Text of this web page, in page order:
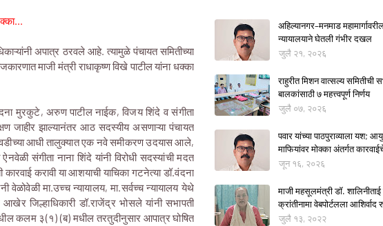
अपात्र ठरवले आहे. त्यामुळे पंचायत समितीच्या
माजी मंत्री राधाकृष्ण विखे पाटील यांना धक्का
मुरकुटे, अरुण पाटील नाईक, विजय शिंदे व संगीता
जाहीर झाल्यानंतर आठ सदस्यीय असणाऱ्या पंचायत
आधी तालुक्यात एक नवे समीकरण उदयास आले,
संगीता नाना शिंदे यांनी विरोधी सदस्यांची मदत
करावी या आशयाची याचिका गटनेत्या डॉ.वंदना
वेळोवेळी मा.उच्च न्यायालय, मा.सर्वच्च न्यायालय येथे
आखेर जिल्हाधिकारी डॉ.राजेंद्र भोसले यांनी सभापती
कलम ३(१) (ब) मधील तरतुदीनुसार आपात्र घोषित
अहिल्यानगर–मनमाड
न्यायालयाने घेतली गंभीर दखल
जुलै २१, २०२६
राहुरीत मिशन वात्सल्य समितीची
बालकांसाठी ७ महत्त्वपूर्ण निर्णय
जुलै ०७, २०२६
पवार यांच्या पाठपुराव्याला यश;
माफियांवर मोक्का अंतर्गत
जून १६, २०२६
माजी महसूलमंत्री डॉ.
क्रांतीनामा वेबपोर्टलला आशिर्वाद
जुलै १३, २०२२